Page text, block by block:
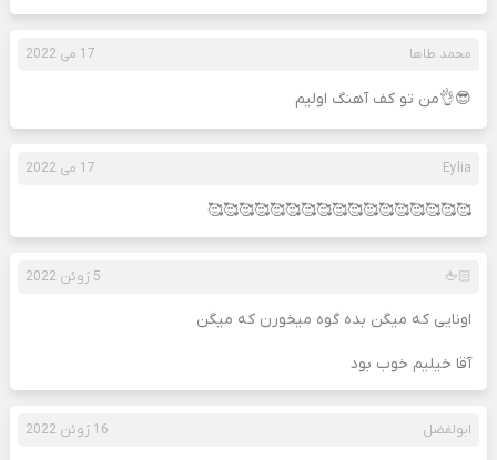
محمد طاها 17 می 2022
😎👌من تو کف آهنگ اولیم
Eylia 17 می 2022
🥰🥰🥰🥰🥰🥰🥰🥰🥰🥰🥰🥰🥰🥰🥰🥰🥰
🖕🏻 5 ژوئن 2022
اونایی که میگن بده گوه میخورن که میگن
آقا خیلیم خوب بود
ابولفضل 16 ژوئن 2022